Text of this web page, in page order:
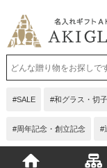
SALE 和グラス・切
周年記念・創立記念